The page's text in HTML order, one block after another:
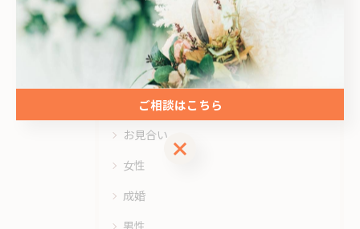
カテゴリー Categories
全てのカテゴリー
オンライン
お見合い
女性
成婚
男性
ご相談はこちら
ご相談はこちら